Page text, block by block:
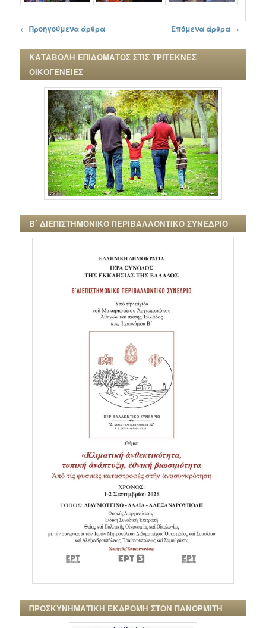
Πλοήγηση στα άρθρα
← Προηγούμενα άρθρα Επόμενα άρθρα →
ΚΑΤΑΒΟΛΗ ΕΠΙΔΟΜΑΤΟΣ ΣΤΙΣ ΤΡΙΤΕΚΝΕΣ
ΟΙΚΟΓΕΝΕΙΕΣ
Β΄ ΔΙΕΠΙΣΤΗΜΟΝΙΚΟ ΠΕΡΙΒΑΛΛΟΝΤΙΚΟ ΣΥΝΕΔΡΙΟ
ΠΡΟΣΚΥΝΗΜΑΤΙΚΗ ΕΚΔΡΟΜΗ ΣΤΟΝ ΠΑΝΟΡΜΙΤΗ